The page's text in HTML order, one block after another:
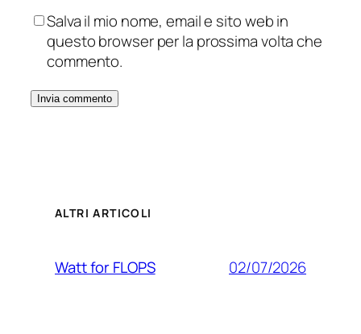
Salva il mio nome, email e sito web in
questo browser per la prossima volta che
commento.
ALTRI ARTICOLI
Watt for FLOPS 02/07/2026